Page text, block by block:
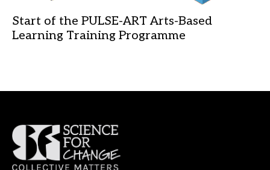
Start of the PULSE-ART Arts-Based
Learning Training Programme